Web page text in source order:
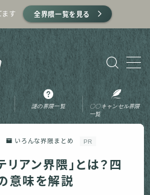
ます 全界隈一覧を見る
謎の界隈一覧
〇〇キャンセル界隈
一覧
いろんな界隈まとめ PR
アン界隈」とは？四
意味を解説